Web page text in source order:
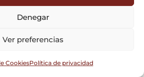
Denegar
Ver preferencias
CookiesPolítica de privacidad